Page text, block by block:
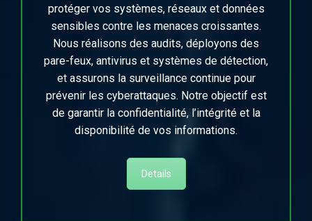
protéger vos systèmes, réseaux et données
sensibles contre les menaces croissantes.
Nous réalisons des audits, déployons des
pare-feux, antivirus et systèmes de détection,
et assurons la surveillance continue pour
prévenir les cyberattaques. Notre objectif est
de garantir la confidentialité, l’intégrité et la
disponibilité de vos informations.
Details